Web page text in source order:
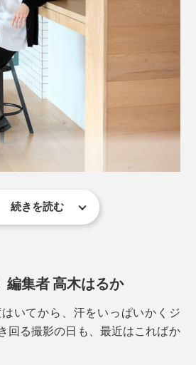
多孔質構造になっている／岐阜県産業技術総合セ
んだ『AMIGAMI』は、指先や足
て、どんどん逃がしてくれるか
も、ずっと少なく感じるはず。
後。ジムで、しっかり汗をかいた
足がサラッとしてる」
にならない」
トと、ネイビー×ホワイト
福製紙が細くて頑丈な和紙糸を、
を、それぞれ40年以上、研究して
合せたジャカード編みで、ヘリン
います。
続きを読む
編集者 高木はるか
はいてから、汗をいっぱいかくジ
回る撮影の日も、最近はこればか